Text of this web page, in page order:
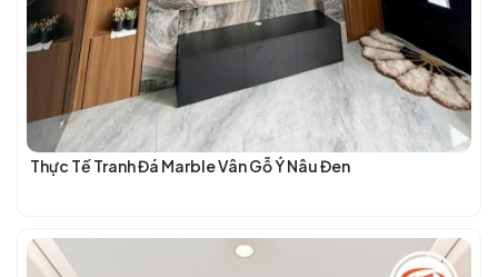
Thực Tế Tranh Đá Marble Vân Gỗ Ý Nâu Đen